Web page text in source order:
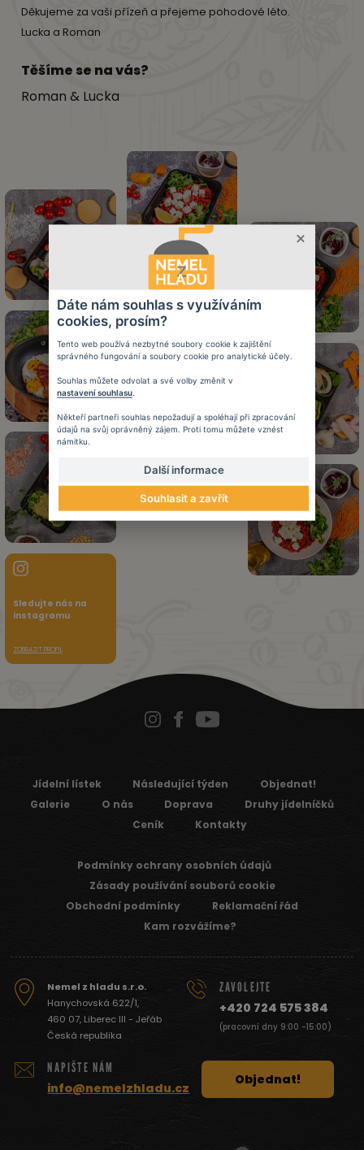
Děkujeme za vaši přízeň a přejeme pohodové léto.
Lucka a Roman
Těšíme se na vás?
Roman & Lucka
Sledujte nás na
instagramu
ZOBRAZIT PROFIL
Jídelní lístek Následující týden
Objednat!
Galerie
O nás Doprava
Druhy jídelníčků
Ceník
Kontakty
Podmínky ochrany osobních údajů
Zásady používání souborů cookie
Obchodní podmínky
Reklamační řád
Kam rozvážíme?
Nemel z hladu s.r.o.
Hanychovská 622/1,
460 07, Liberec III - Jeřáb
Česká republika
ZAVOLEJTE
+420 724 575 384
(pracovní dny 9:00 -15:00)
NAPIŠTE NÁM
info@nemelzhladu.cz
Objednat!
Dáte nám souhlas s využíváním
cookies, prosím?
Tento web používá nezbytné soubory cookie k zajištění
správného fungování a soubory cookie pro analytické účely.
Souhlas můžete odvolat a své volby změnit v
nastavení souhlasu
Někteří partneři souhlas nepožadují a spoléhají při zpracování
údajů na svůj oprávněný zájem. Proti tomu můžete vznést
námitku.
Další informace
Souhlasit a zavřít